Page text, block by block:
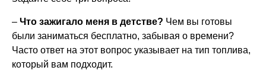
– Что зажигало меня в детстве? Чем вы готовы
были заниматься бесплатно, забывая о времени?
Часто ответ на этот вопрос указывает на тип топлива,
который вам подходит.